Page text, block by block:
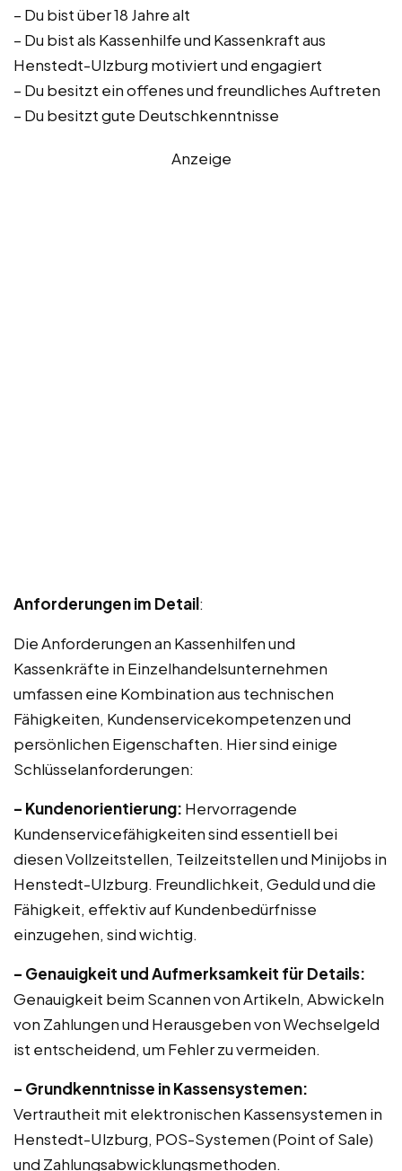
– Du bist über 18 Jahre alt
– Du bist als Kassenhilfe und Kassenkraft aus
Henstedt-Ulzburg motiviert und engagiert
– Du besitzt ein offenes und freundliches Auftreten
– Du besitzt gute Deutschkenntnisse
Anzeige
Anforderungen im Detail:
Die Anforderungen an Kassenhilfen und
Kassenkräfte in Einzelhandelsunternehmen
umfassen eine Kombination aus technischen
Fähigkeiten, Kundenservicekompetenzen und
persönlichen Eigenschaften. Hier sind einige
Schlüsselanforderungen:
– Kundenorientierung: Hervorragende
Kundenservicefähigkeiten sind essentiell bei
diesen Vollzeitstellen, Teilzeitstellen und Minijobs in
Henstedt-Ulzburg. Freundlichkeit, Geduld und die
Fähigkeit, effektiv auf Kundenbedürfnisse
einzugehen, sind wichtig.
– Genauigkeit und Aufmerksamkeit für Details:
Genauigkeit beim Scannen von Artikeln, Abwickeln
von Zahlungen und Herausgeben von Wechselgeld
ist entscheidend, um Fehler zu vermeiden.
– Grundkenntnisse in Kassensystemen:
Vertrautheit mit elektronischen Kassensystemen in
Henstedt-Ulzburg, POS-Systemen (Point of Sale)
und Zahlungsabwicklungsmethoden.